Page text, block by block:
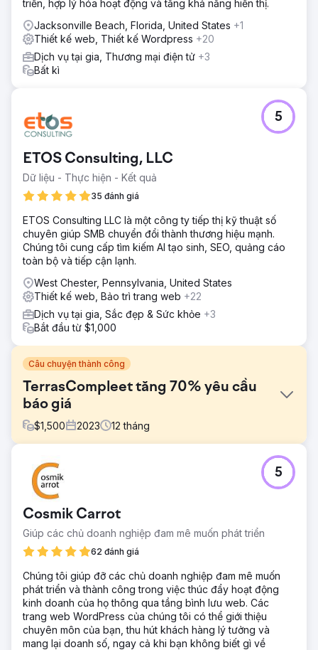
triển, hợp lý hóa hoạt động và tăng khả năng hiển thị.
Jacksonville Beach, Florida, United States +1
Thiết kế web, Thiết kế Wordpress +20
Dịch vụ tại gia, Thương mại điện tử +3
Bất kì
ETOS Consulting, LLC
Dữ liệu - Thực hiện - Kết quả
35 đánh giá
5
ETOS Consulting LLC là một công ty tiếp thị kỹ thuật số
chuyên giúp SMB chuyển đổi thành thương hiệu mạnh.
Chúng tôi cung cấp tìm kiếm AI tạo sinh, SEO, quảng cáo
toàn bộ và tiếp cận lạnh.
West Chester, Pennsylvania, United States
Thiết kế web, Bảo trì trang web +22
Dịch vụ tại gia, Sắc đẹp & Sức khỏe +3
Bắt đầu từ $1,000
Câu chuyện thành công
TerrasCompleet tăng 70% yêu cầu
báo giá
$1,500 2023 12 tháng
Thử thách
Terrascompleet đến với chúng tôi ngay sau giai đoạn
thành lập công ty với yêu cầu nhận được lượng yêu cầu
ổn định quanh năm.
Để hiện thực hóa quy trình này, chúng tôi bắt đầu bằng
việc lập một kế hoạch tiếp thị gồm hai phần. Một mặt, điều
các kênh trả phí với CPA tốt, mặt khác, xử lý luồng yêu cầu
bền vững thông qua kết quả tìm kiếm không phải trả tiền.
Kết quả
+70% yêu cầu báo giá, +160% khoảnh khắc liên hệ và
+157% lưu lượng truy cập không phải trả tiền.
Cosmik Carrot
Giúp các chủ doanh nghiệp đam mê muốn phát triển
62 đánh giá
5
Chúng tôi giúp đỡ các chủ doanh nghiệp đam mê muốn
phát triển và thành công trong việc thúc đẩy hoạt động
kinh doanh của họ thông qua tầng bình lưu web. Các
trang web WordPress của chúng tôi có thể giới thiệu
chuyên môn của bạn, thu hút khách hàng lý tưởng và
mang lại doanh số, ngay cả khi bạn không biết gì về